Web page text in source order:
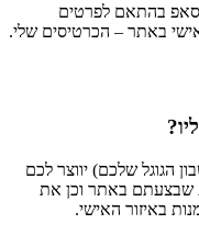
בהתאם לפרטים
באתר – הכרטיסים שלי.
הגוגל שלכם) יווצר לכם
שבצעתם באתר וכן את
באיזור האישי.